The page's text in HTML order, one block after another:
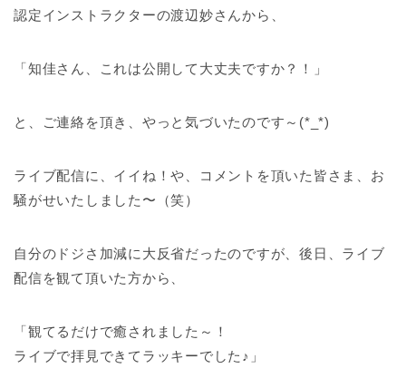
認定インストラクターの渡辺妙さんから、
「知佳さん、これは公開して大丈夫ですか？！」
と、ご連絡を頂き、やっと気づいたのです～(*_*)
ライブ配信に、イイね！や、コメントを頂いた皆さま、お
騒がせいたしました〜（笑）
自分のドジさ加減に大反省だったのですが、後日、ライブ
配信を観て頂いた方から、
「観てるだけで癒されました～！
ライブで拝見できてラッキーでした♪」